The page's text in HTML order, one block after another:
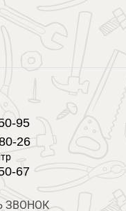
95
26
67
ЗВОНОК